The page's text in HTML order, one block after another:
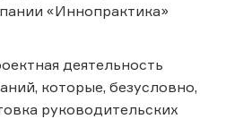
«Иннопрактика»
деятельность
которые, безусловно,
руководительских